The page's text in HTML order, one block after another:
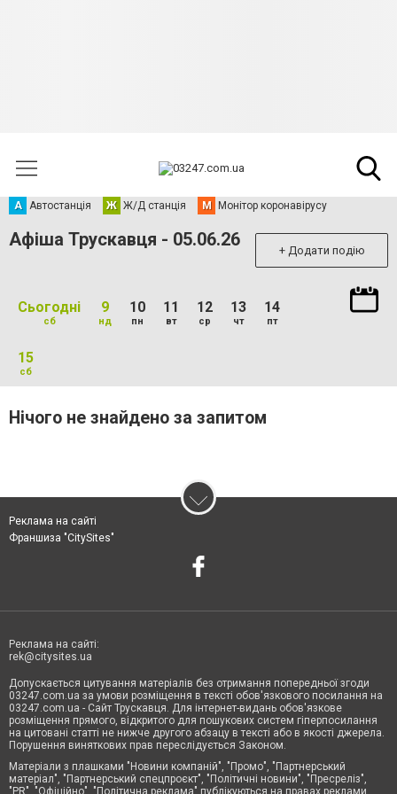
А Автостанція Ж Ж/Д станція М Монітор коронавірусу
Афіша Трускавця - 05.06.26 + Додати подію
Сьогодні
сб
9
нд
10
пн
11
вт
12
ср
13
чт
14
пт
15
сб
Нічого не знайдено за запитом
Реклама на сайті
Франшиза "CitySites"
Реклама на сайті:
rek@citysites.ua
Допускається цитування матеріалів без отримання попередньої згоди
03247.com.ua за умови розміщення в тексті обов'язкового посилання на
03247.com.ua - Сайт Трускавця. Для інтернет-видань обов'язкове
розміщення прямого, відкритого для пошукових систем гіперпосилання
на цитовані статті не нижче другого абзацу в тексті або в якості джерела.
Порушення виняткових прав переслідується Законом.
Матеріали з плашками "Новини компаній", "Промо", "Партнерський
матеріал", "Партнерський спецпроєкт", "Політичні новини", "Пресреліз",
"PR", "Офіційно", "Політична реклама" публікуються на правах реклами.